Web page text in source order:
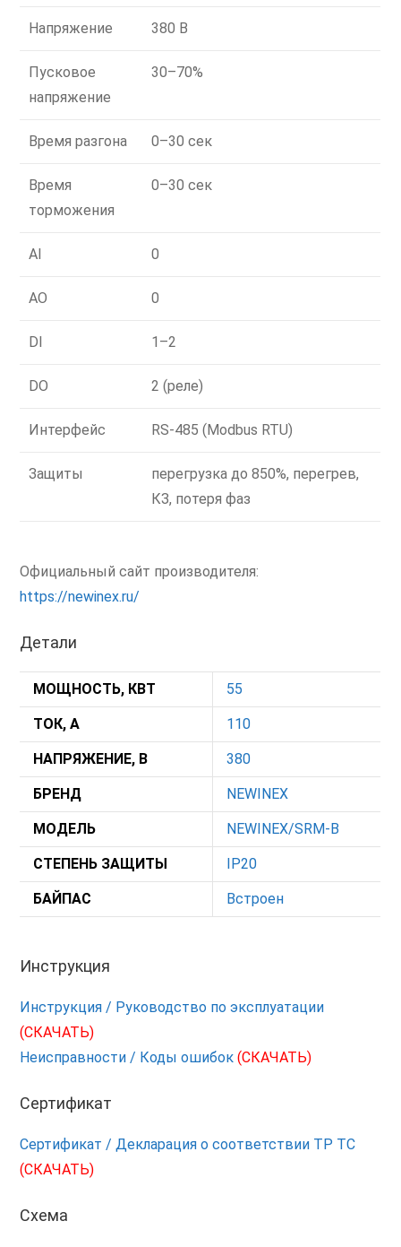
Напряжение 380 В
Пусковое
напряжение
30–70%
Время разгона 0–30 сек
Время
торможения
0–30 сек
AI 0
AO 0
DI 1–2
DO 2 (реле)
Интерфейс RS-485 (Modbus RTU)
Защиты
перегрузка до 850%, перегрев,
КЗ, потеря фаз
Официальный сайт производителя:
https://newinex.ru/
Детали
МОЩНОСТЬ, КВТ 55
ТОК, А 110
НАПРЯЖЕНИЕ, В 380
БРЕНД NEWINEX
МОДЕЛЬ NEWINEX/SRM-B
СТЕПЕНЬ ЗАЩИТЫ IP20
БАЙПАС Встроен
Инструкция
Инструкция / Руководство по эксплуатации
(СКАЧАТЬ)
Неисправности / Коды ошибок(СКАЧАТЬ)
Сертификат
Сертификат / Декларация о соответствии ТР ТС
(СКАЧАТЬ)
Схема